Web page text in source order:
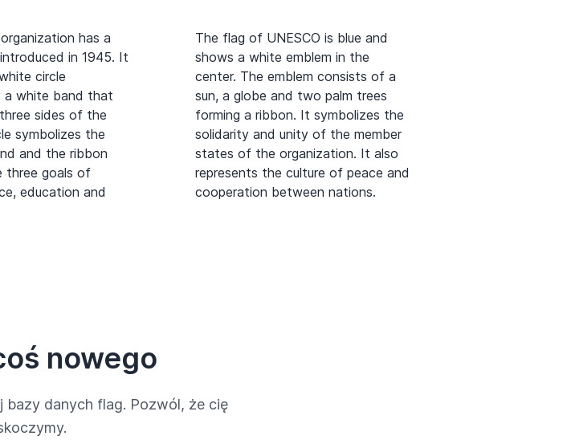
has a
in 1945. It
circle
a white band that
sides of the
symbolizes the
and the ribbon
three goals of
education and
The flag of UNESCO is blue and
shows a white emblem in the
center. The emblem consists of a
sun, a globe and two palm trees
forming a ribbon. It symbolizes the
solidarity and unity of the member
states of the organization. It also
represents the culture of peace and
cooperation between nations.
nowego
bazy danych flag. Pozwól, że cię